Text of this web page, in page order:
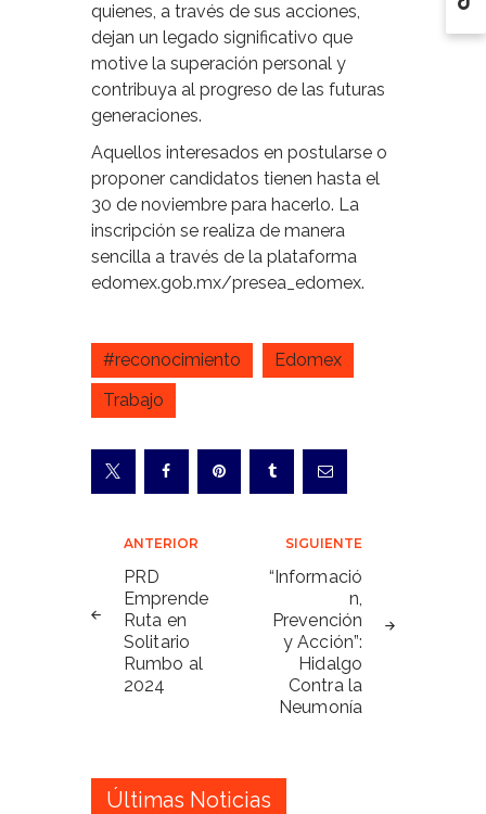
quienes, a través de sus acciones,
dejan un legado significativo que
motive la superación personal y
contribuya al progreso de las futuras
generaciones.
Aquellos interesados en postularse o
proponer candidatos tienen hasta el
30 de noviembre para hacerlo. La
inscripción se realiza de manera
sencilla a través de la plataforma
edomex.gob.mx/presea_edomex.
#reconocimiento
Edomex
Trabajo
Navegación
de
entradas
ANTERIOR
PRD
Emprende
Ruta en
Solitario
Rumbo al
2024
SIGUIENTE
“Informació
n,
Prevención
y Acción”:
Hidalgo
Contra la
Neumonía
Últimas Noticias